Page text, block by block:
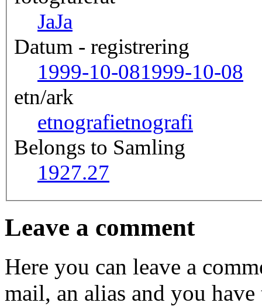
JaJa
Datum - registrering
1999-10-081999-10-08
etn/ark
etnografietnografi
Belongs to Samling
1927.27
Leave a comment
Here you can leave a
mail, an alias and you have